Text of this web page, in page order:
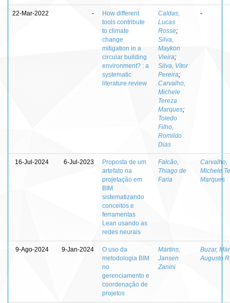
22-Mar-2022 -
How different
tools contribute
to climate
change
mitigation in a
circular building
environment? : a
systematic
literature review
Caldas,
Lucas
Rosse;
Silva,
Maykon
Vieira;
Silva, Vítor
Pereira;
Carvalho,
Michele
Tereza
Marques;
Toledo
Filho,
Romildo
Dias
-
16-Jul-2024 6-Jul-2023
Proposta de um
artefato na
projetação em
BIM
sistematizando
conceitos e
ferramentas
Lean usando as
redes neurais
Falcão,
Thiago de
Faria
Carvalho,
Michele
Marques
9-Ago-2024 9-Jan-2024
O uso da
metodologia BIM
no
gerenciamento e
coordenação de
projetos
Martins,
Jansen
Zanini
Buzar,
Augusto